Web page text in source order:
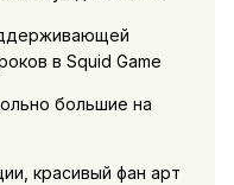
в Squid Game
большие на
красивый фан арт